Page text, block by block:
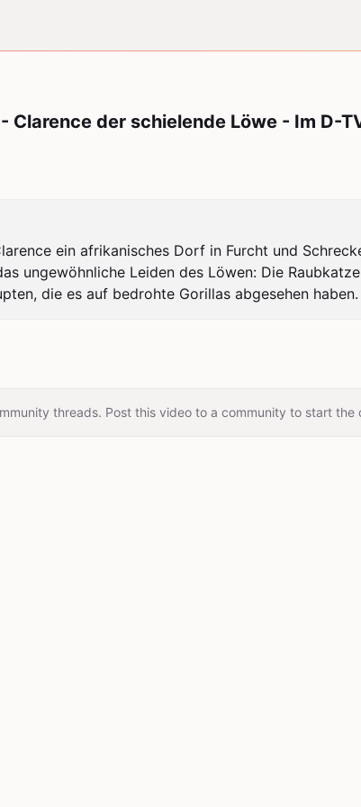
der schielende Löwe - Im D-
ein afrikanisches Dorf in Furcht und
ungewöhnliche Leiden des Löwen: Die
die es auf bedrohte Gorillas abgesehen
threads. Post this video to a community to start the